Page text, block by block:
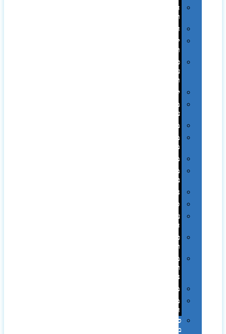
הוקרה
ואומנות
חגים
יין
ומארזים
כלי
עבודה
ופנסים
למטבח
מוצרי
עור
מחברות
מחזיקי
מפתחות
משחקים
מתנה
בפחית
נסיעות
ספורט
על
השולחן…
פינוק
וספא
מזוודות
ותיקי
נסיעות
מטריות
מוצרי
חוף
סביבת
מחשב